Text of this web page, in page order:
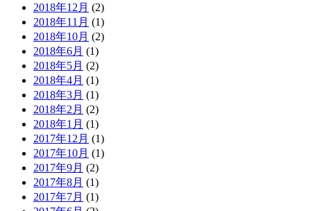
2018年12月 (2)
2018年11月 (1)
2018年10月 (2)
2018年6月 (1)
2018年5月 (2)
2018年4月 (1)
2018年3月 (1)
2018年2月 (2)
2018年1月 (1)
2017年12月 (1)
2017年10月 (1)
2017年9月 (2)
2017年8月 (1)
2017年7月 (1)